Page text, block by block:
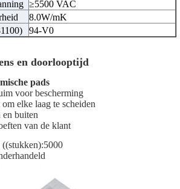
≥5500 VAC
8.0W/mK
94-V0
en doorlooptijd
pads
voor bescherming
elke laag te scheiden
buiten
van de klant
((stukken):5000